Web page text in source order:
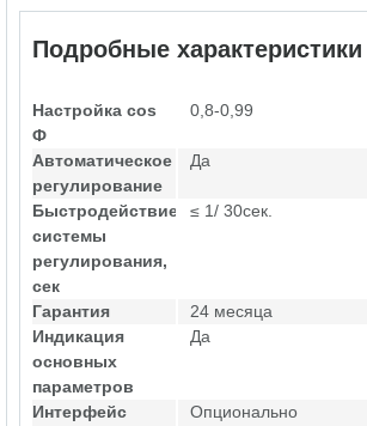
Подробные характеристики
Настройка cos
Ф
0,8-0,99
Автоматическое
регулирование
Да
Быстродействие
системы
регулирования,
сек
≤ 1/ 30сек.
Гарантия
24 месяца
Индикация
основных
параметров
Да
Интерфейс
Опционально